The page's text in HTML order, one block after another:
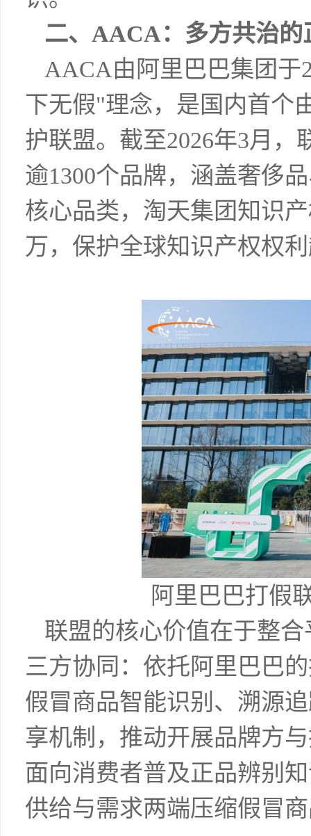
二、AACA：多方共治的
AACA由阿里巴巴集团于
下无假"理念，是国内首个
护联盟。截至2026年3月，
逾1300个品牌，涵盖奢侈
核心品类，淘天集团知识
万，保护全球知识产权权
阿里巴巴打假
联盟的核心价值在于整
三方协同：依托阿里巴巴
假冒商品智能识别、溯源
享机制，推动开展品牌方
面向消费者普及正品辨别
供给与需求两端压缩假冒